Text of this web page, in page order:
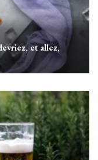
et allez,